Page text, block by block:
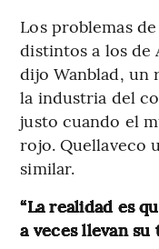
Los problemas
distintos a los de
dijo Wanblad, un
la industria del
justo cuando el
rojo. Quellaveco
similar.
“La realidad es
a veces llevan su